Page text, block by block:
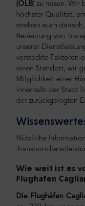
(OLB) zu reisen. Wir
höchster Qualität,
streben auch
Bedeutung von
unserer
versteckte Faktoren
einen Standort, wir
Möglichkeit einer
innerhalb der Stadt
der zurückgelegten
Nützliche
Wie weit ist es
Flughafen
Die Flughäfen